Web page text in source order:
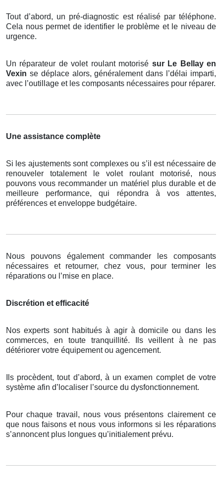
Tout d’abord, un pré-diagnostic est réalisé par téléphone.
Cela nous permet de identifier le problème et le niveau de
urgence.
Un réparateur de volet roulant motorisé sur Le Bellay en
Vexin se déplace alors, généralement dans l’délai imparti,
avec l’outillage et les composants nécessaires pour réparer.
Une assistance complète
Si les ajustements sont complexes ou s’il est nécessaire de
renouveler totalement le volet roulant motorisé, nous
pouvons vous recommander un matériel plus durable et de
meilleure performance, qui répondra à vos attentes,
préférences et enveloppe budgétaire.
Nous pouvons également commander les composants
nécessaires et retourner, chez vous, pour terminer les
réparations ou l’mise en place.
Discrétion et efficacité
Nos experts sont habitués à agir à domicile ou dans les
commerces, en toute tranquillité. Ils veillent à ne pas
détériorer votre équipement ou agencement.
Ils procèdent, tout d’abord, à un examen complet de votre
système afin d’localiser l’source du dysfonctionnement.
Pour chaque travail, nous vous présentons clairement ce
que nous faisons et nous vous informons si les réparations
s’annoncent plus longues qu’initialement prévu.